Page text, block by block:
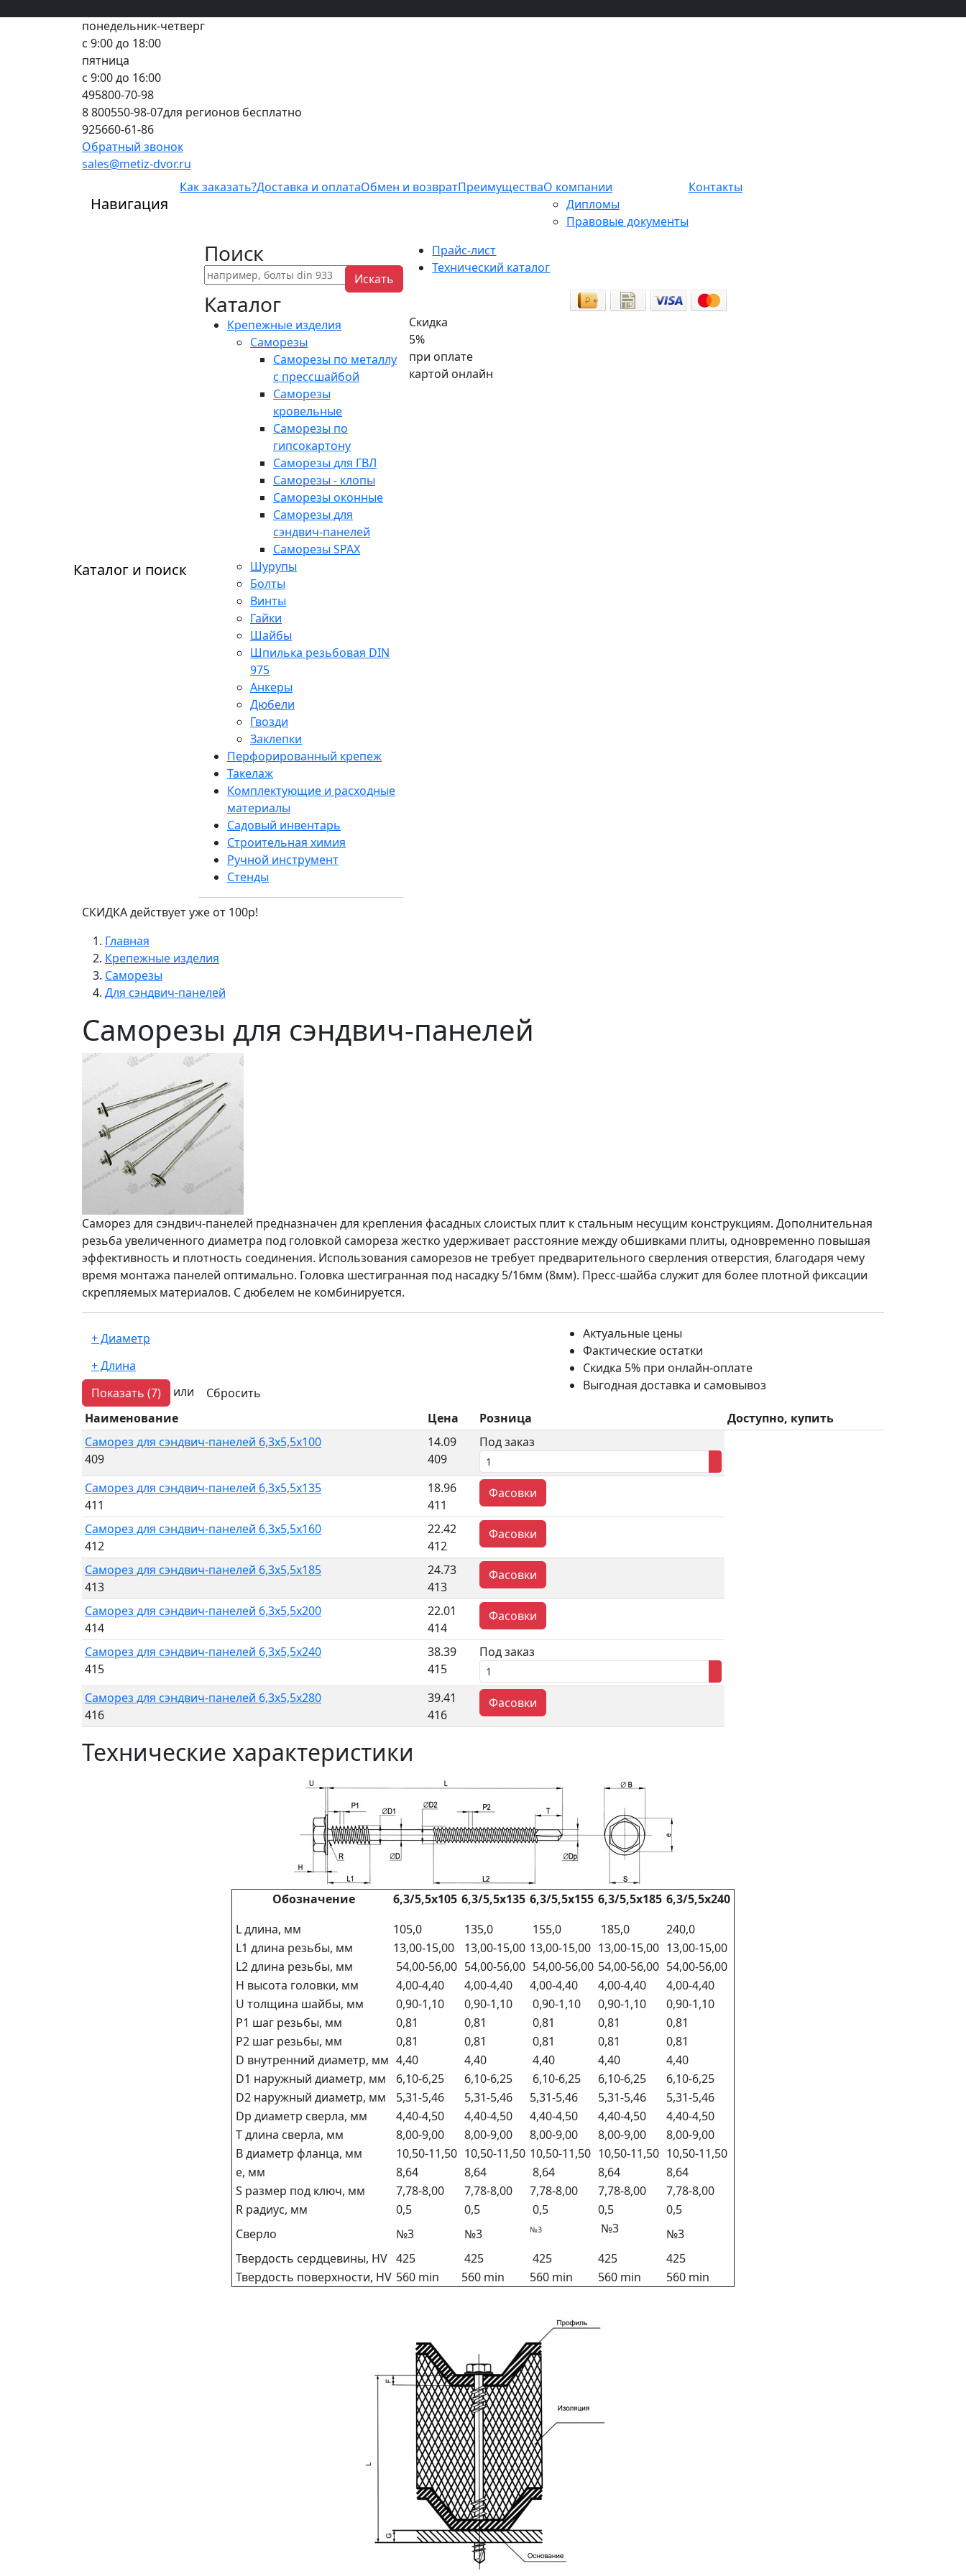
понедельник-четверг
с 9:00 до 18:00
пятница
с 9:00 до 16:00
495800-70-98
8 800550-98-07для регионов бесплатно
925660-61-86
Обратный звонок
sales@metiz-dvor.ru
Навигация
Как заказать?Доставка и оплатаОбмен и возвратПреимуществаО компании
Дипломы
Правовые документы
Контакты
Каталог и поиск
Поиск
Искать
Каталог
Крепежные изделия
Саморезы
Саморезы по металлу
с прессшайбой
Саморезы
кровельные
Саморезы по
гипсокартону
Саморезы для ГВЛ
Саморезы - клопы
Саморезы оконные
Саморезы для
сэндвич-панелей
Саморезы SPAX
Шурупы
Болты
Винты
Гайки
Шайбы
Шпилька резьбовая DIN
975
Анкеры
Дюбели
Гвозди
Заклепки
Перфорированный крепеж
Такелаж
Комплектующие и расходные
материалы
Садовый инвентарь
Строительная химия
Ручной инструмент
Стенды
Прайс-лист
Технический каталог
Скидка
5%
при оплате
картой онлайн
СКИДКА действует уже от 100р!
Главная
Крепежные изделия
Саморезы
Для сэндвич-панелей
Саморезы для сэндвич-панелей
Саморез для сэндвич-панелей предназначен для крепления фасадных слоистых плит к стальным несущим конструкциям. Дополнительная
резьба увеличенного диаметра под головкой самореза жестко удерживает расстояние между обшивками плиты, одновременно повышая
эффективность и плотность соединения. Использования саморезов не требует предварительного сверления отверстия, благодаря чему
время монтажа панелей оптимально. Головка шестигранная под насадку 5/16мм (8мм). Пресс-шайба служит для более плотной фиксации
скрепляемых материалов. С дюбелем не комбинируется.
Показать (7) или Сбросить
Актуальные цены
Фактические остатки
Скидка 5% при онлайн-оплате
Выгодная доставка и самовывоз
Наименование Цена Розница
Доступно, купить
Саморез для сэндвич-панелей 6,3x5,5x100
409
14.09
409
Под заказ
Саморез для сэндвич-панелей 6,3x5,5x135
411
18.96
411
Фасовки
Саморез для сэндвич-панелей 6,3x5,5x160
412
22.42
412
Фасовки
Саморез для сэндвич-панелей 6,3x5,5x185
413
24.73
413
Фасовки
Саморез для сэндвич-панелей 6,3x5,5x200
414
22.01
414
Фасовки
Саморез для сэндвич-панелей 6,3x5,5x240
415
38.39
415
Под заказ
Саморез для сэндвич-панелей 6,3x5,5x280
416
39.41
416
Фасовки
Технические характеристики
Обозначение 6,3/5,5х105 6,3/5,5х135 6,3/5,5х155 6,3/5,5х185 6,3/5,5х240
L длина, мм
105,0 135,0 155,0 185,0
240,0
L1 длина резьбы, мм
13,00-15,00 13,00-15,00 13,00-15,00 13,00-15,00 13,00-15,00
L2 длина резьбы, мм
54,00-56,00 54,00-56,00 54,00-56,00 54,00-56,00 54,00-56,00
Н высота головки, мм
4,00-4,40 4,00-4,40 4,00-4,40 4,00-4,40
4,00-4,40
U толщина шайбы, мм
0,90-1,10 0,90-1,10 0,90-1,10 0,90-1,10
0,90-1,10
Р1 шаг резьбы, мм
0,81 0,81 0,81 0,81
0,81
Р2 шаг резьбы, мм
0,81 0,81 0,81 0,81
0,81
D внутренний диаметр, мм 4,40 4,40 4,40 4,40
4,40
D1 наружный диаметр, мм
6,10-6,25 6,10-6,25 6,10-6,25 6,10-6,25
6,10-6,25
D2 наружный диаметр, мм
5,31-5,46 5,31-5,46 5,31-5,46 5,31-5,46
5,31-5,46
Dp диаметр сверла, мм
4,40-4,50 4,40-4,50 4,40-4,50 4,40-4,50
4,40-4,50
Т длина сверла, мм
8,00-9,00 8,00-9,00 8,00-9,00 8,00-9,00
8,00-9,00
В диаметр фланца, мм
10,50-11,50 10,50-11,50 10,50-11,50 10,50-11,50 10,50-11,50
е, мм
8,64 8,64 8,64 8,64
8,64
S размер под ключ, мм
7,78-8,00 7,78-8,00 7,78-8,00 7,78-8,00
7,78-8,00
R радиус, мм
0,5 0,5 0,5 0,5
0,5
Сверло
№3 №3 №3 №3
№3
Твердость сердцевины, HV 425 425 425 425
425
Твердость поверхности, HV 560 min 560 min 560 min 560 min 560 min